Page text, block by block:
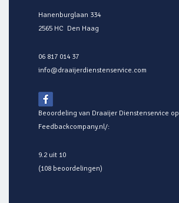
Hanenburglaan 334
2565 HC Den Haag
06 817 014 37
info@draaijerdienstenservice.com
Beoordeling van Draaijer Dienstenservice op
Feedbackcompany.nl/:
9.2 uit 10
(108 beoordelingen)